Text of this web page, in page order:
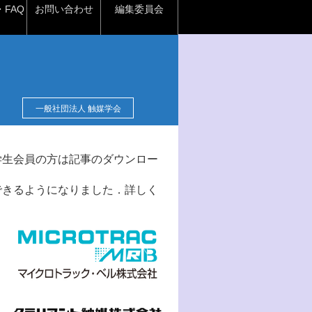
FAQ お問い合わせ 編集委員会
一般社団法人 触媒学会
会員の方は記事のダウンロー
るようになりました．詳しく